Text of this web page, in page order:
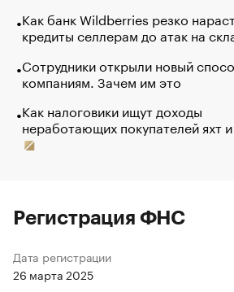
Как банк Wildberries резко
кредиты селлерам до атак на
Сотрудники открыли новый
компаниям. Зачем им это
Как налоговики ищут доходы
неработающих покупателей яхт
Регистрация ФНС
Дата регистрации
26 марта 2025